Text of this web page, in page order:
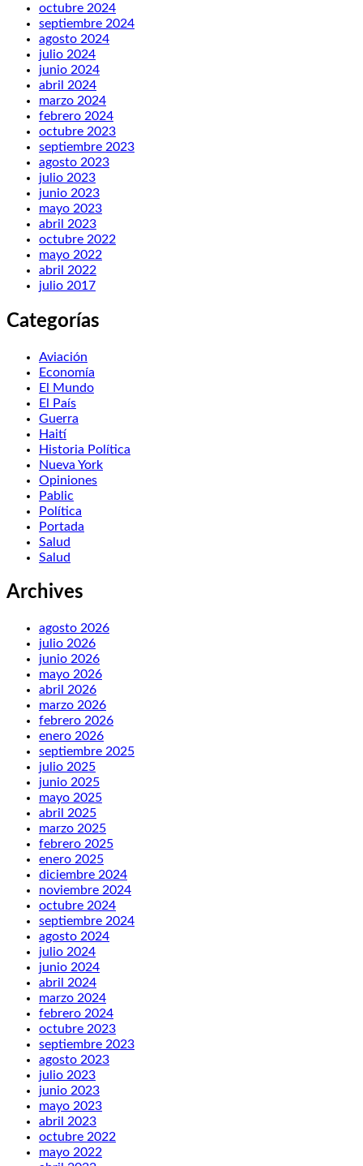
octubre 2024
septiembre 2024
agosto 2024
julio 2024
junio 2024
abril 2024
marzo 2024
febrero 2024
octubre 2023
septiembre 2023
agosto 2023
julio 2023
junio 2023
mayo 2023
abril 2023
octubre 2022
mayo 2022
abril 2022
julio 2017
Categorías
Aviación
Economía
El Mundo
El País
Guerra
Haití
Historia Política
Nueva York
Opiniones
Pablic
Política
Portada
Salud
Salud
Archives
agosto 2026
julio 2026
junio 2026
mayo 2026
abril 2026
marzo 2026
febrero 2026
enero 2026
septiembre 2025
julio 2025
junio 2025
mayo 2025
abril 2025
marzo 2025
febrero 2025
enero 2025
diciembre 2024
noviembre 2024
octubre 2024
septiembre 2024
agosto 2024
julio 2024
junio 2024
abril 2024
marzo 2024
febrero 2024
octubre 2023
septiembre 2023
agosto 2023
julio 2023
junio 2023
mayo 2023
abril 2023
octubre 2022
mayo 2022